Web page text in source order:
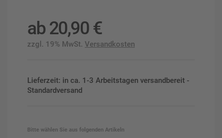
ab20,90 €
zzgl. 19% MwSt. Versandkosten
Lieferzeit: in ca. 1-3 Arbeitstagen versandbereit -
Standardversand
Bitte wählen Sie aus folgenden Artikeln